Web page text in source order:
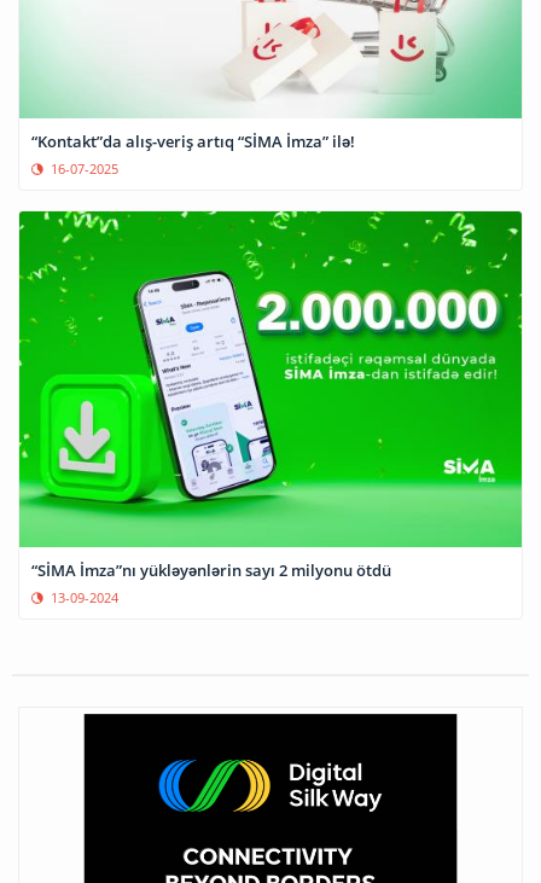
“Kontakt”da alış-veriş artıq “SİMA İmza” ilə!
16-07-2025
“SİMA İmza”nı yükləyənlərin sayı 2 milyonu ötdü
13-09-2024